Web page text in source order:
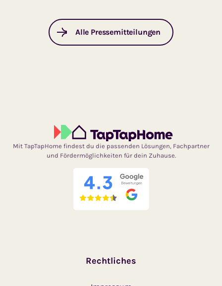
Alle Pressemitteilungen
Mit TapTapHome findest du die passenden Lösungen, Fachpartner
und Fördermöglichkeiten für dein Zuhause.
Rechtliches